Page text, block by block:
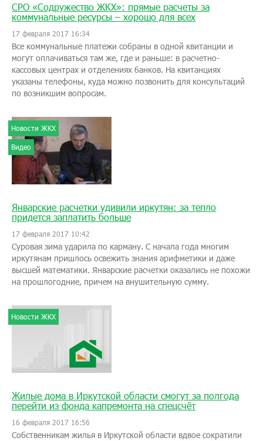
СРО «Содружество ЖКХ»: прямые расчеты за
коммунальные ресурсы – хорошо для всех
17 февраля 2017 16:34
Все коммунальные платежи собраны в одной квитанции и
могут оплачиваться там же, где и раньше: в расчетно-
кассовых центрах и отделениях банков. На квитанциях
указаны телефоны, куда можно позвонить для консультаций
по возникшим вопросам.
Новости ЖКХ
Видео
Январские расчетки удивили иркутян: за тепло
придется заплатить больше
17 февраля 2017 10:42
Суровая зима ударила по карману. С начала года многим
иркутянам пришлось освежить знания арифметики и даже
высшей математики. Январские расчетки оказались не похожи
на прошлогодние, причем на внушительную сумму.
Новости ЖКХ
Жилые дома в Иркутской области смогут за полгода
перейти из фонда капремонта на спецсчёт
16 февраля 2017 16:56
Собственникам жилья в Иркутской области вдвое сократили